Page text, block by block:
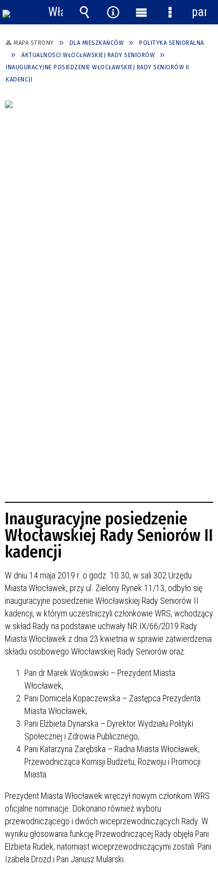
MAPA STRONY DLA MIESZKAŃCÓW
POLITYKA SENIORALNA
AKTUALNOŚCI WŁOCŁAWSKIEJ RADY SENIORÓW
INAUGURACYJNE POSIEDZENIE WŁOCŁAWSKIEJ RADY SENIORÓW II
KADENCJI
Inauguracyjne posiedzenie
Włocławskiej Rady Seniorów II
kadencji
W dniu 14 maja 2019 r. o godz. 10.30, w sali 302 Urzędu
Miasta Włocławek, przy ul. Zielony Rynek 11/13, odbyło się
inauguracyjne posiedzenie Włocławskiej Rady Seniorów II
kadencji, w którym uczestniczyli członkowie WRS, wchodzący
w skład Rady na podstawie uchwały NR IX/66/2019 Rady
Miasta Włocławek z dnia 23 kwietnia w sprawie zatwierdzenia
składu osobowego Włocławskiej Rady Seniorów oraz:
Pan dr Marek Wojtkowski – Prezydent Miasta
Włocławek,
Pani Domicela Kopaczewska – Zastępca Prezydenta
Miasta Włocławek,
Pani Elżbieta Dynarska – Dyrektor Wydziału Polityki
Społecznej i Zdrowia Publicznego,
Pani Katarzyna Zarębska – Radna Miasta Włocławek,
Przewodnicząca Komisji Budżetu, Rozwoju i Promocji
Miasta.
Prezydent Miasta Włocławek wręczył nowym członkom WRS
oficjalne nominacje. Dokonano również wyboru
przewodniczącego i dwóch wiceprzewodniczących Rady. W
wyniku głosowania funkcję Przewodniczącej Rady objęła Pani
Elżbieta Rudek, natomiast wiceprzewodniczącymi zostali: Pani
Izabela Drozd i Pan Janusz Mularski.
Włącz
powiadomienia
Wyszukiwarka
Narzędzia
Menu
główne
Menu
panel